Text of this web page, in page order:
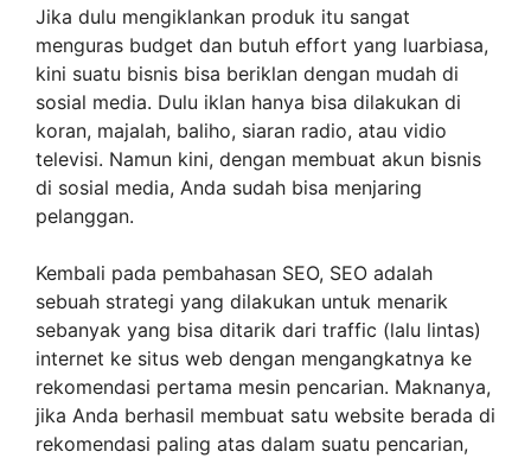
Jika dulu mengiklankan produk itu sangat
menguras budget dan butuh effort yang luarbiasa,
kini suatu bisnis bisa beriklan dengan mudah di
sosial media. Dulu iklan hanya bisa dilakukan di
koran, majalah, baliho, siaran radio, atau vidio
televisi. Namun kini, dengan membuat akun bisnis
di sosial media, Anda sudah bisa menjaring
pelanggan.
Kembali pada pembahasan SEO, SEO adalah
sebuah strategi yang dilakukan untuk menarik
sebanyak yang bisa ditarik dari traffic (lalu lintas)
internet ke situs web dengan mengangkatnya ke
rekomendasi pertama mesin pencarian. Maknanya,
jika Anda berhasil membuat satu website berada di
rekomendasi paling atas dalam suatu pencarian,